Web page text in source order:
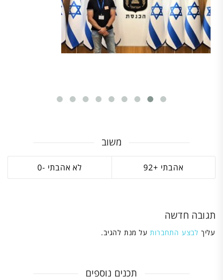
משוב
92
0
תגובה חדשה
עליך לבצע התחברות על מנת להגיב.
תכנים נוספים